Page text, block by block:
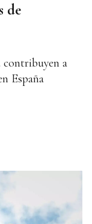
de
contribuyen a
España